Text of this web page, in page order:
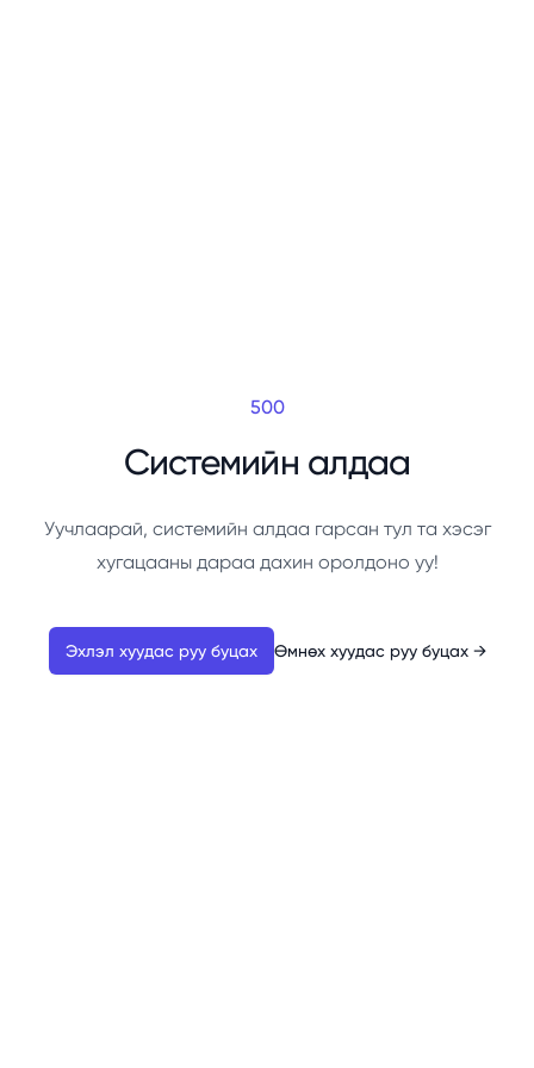
500
Системийн алдаа
Уучлаарай, системийн алдаа гарсан тул та хэсэг
хугацааны дараа дахин оролдоно уу!
Эхлэл хуудас руу буцах Өмнөх хуудас руу буцах →